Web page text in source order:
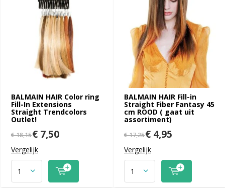
BALMAIN HAIR Color ring
Fill-In Extensions
Straight Trendcolors
Outlet!
€ 18,15€ 7,50
Vergelijk
BALMAIN HAIR Fill-in
Straight Fiber Fantasy 45
cm ROOD ( gaat uit
assortiment)
€ 17,25€ 4,95
Vergelijk